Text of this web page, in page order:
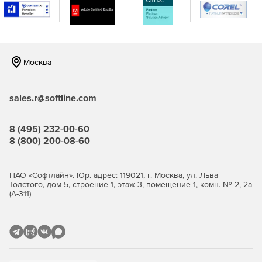
Цепочки автоматических писем
Сбор подписчиков
пополнения базы подписчиков. Инструменты сбора
A/B тестирование
небольшом сегменте и отправка по всей базе то письмо,
которое покажет лучший Open Rate.
Отслеживание эффективности рассылок на графике,
Москва
sales.r@softline.com
8 (495) 232-00-60
8 (800) 200-08-60
ПАО «Софтлайн». Юр. адрес: 119021, г. Москва, ул. Льва
Толстого, дом 5, строение 1, этаж 3, помещение 1, комн. № 2, 2а
(А-311)